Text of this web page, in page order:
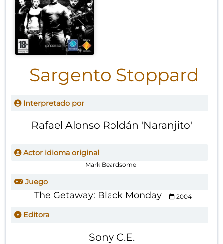
Sargento Stoppard
Interpretado por
Rafael Alonso Roldán 'Naranjito'
Actor idioma original
Mark Beardsome
Juego
The Getaway: Black Monday 2004
Editora
Sony C.E.